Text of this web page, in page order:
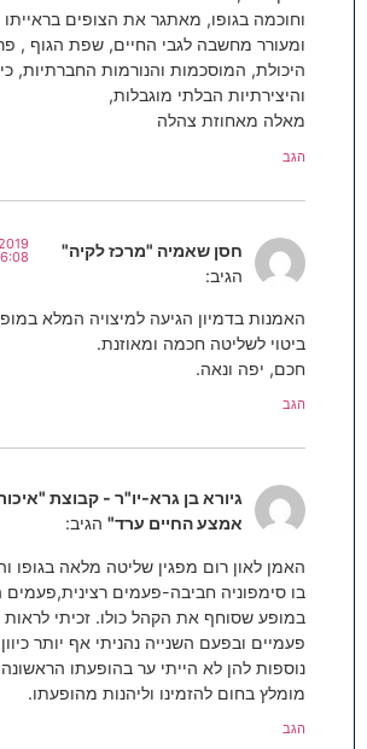
וחוכמה בגופו, מאתגר את הצופים
ומעורר מחשבה לגבי החיים, שפת הגוף ,
היכולת, המוסכמות והנורמות החברתיות,
והיצירתיות הבלתי מוגבלות,
מאלה מאחוזת צהלה
הגב
חסן שאמיה "מרכז לקיה"
הגיב:
האמנות בדמיון הגיעה למיצויה המלא
ביטוי לשליטה חכמה ומאוזנת.
חכם, יפה ונאה.
הגב
גיורא בן גרא-יו"ר - קבוצת
אמצע החיים ערד" הגיב:
האמן לאון רום מפגין שליטה מלאה בגופו
בו סימפוניה חביבה-פעמים רצינית,פעמים
במופע שסוחף את הקהל כולו. זכיתי
פעמיים ובפעם השנייה נהניתי אף יותר
נוספות להן לא הייתי ער בהופעתו
מומלץ בחום להזמינו וליהנות מהופעתו.
הגב